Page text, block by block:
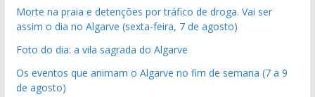
Morte na praia e detenções por tráfico de droga. Vai ser
assim o dia no Algarve (sexta-feira, 7 de agosto)
Foto do dia: a vila sagrada do Algarve
Os eventos que animam o Algarve no fim de semana (7 a 9
de agosto)